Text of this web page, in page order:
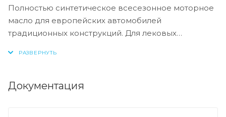
Полностью синтетическое всесезонное моторное
масло для европейских автомобилей
традиционных конструкций. Для лековых
Документация